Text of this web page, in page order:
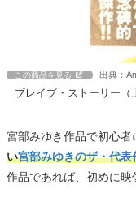
この商品を見る 出典：
ブレイブ・ストーリー（
宮部みゆき作品で初心者
い宮部みゆきのザ・代表
作品であれば、初めに映